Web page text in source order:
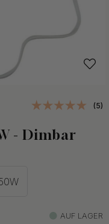
(5)
- Dimbar
AUF LAGER